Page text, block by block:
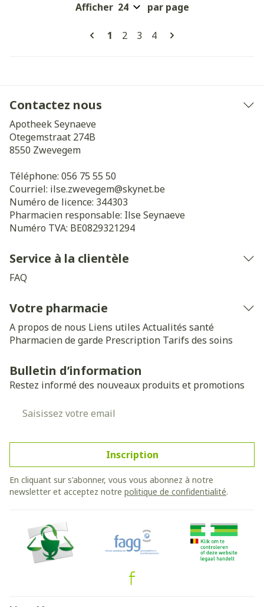
Pages
Vous lisez actuellement la page
1 Page
2 Page
3 Page
4
Afficher par page
Contactez nous
Apotheek Seynaeve
Otegemstraat 274B
8550 Zwevegem
Téléphone: 056 75 55 50
Courriel: ilse.zwevegem@skynet.be
Numéro de licence: 344303
Pharmacien responsable: Ilse Seynaeve
Numéro TVA: BE0829321294
Service à la clientèle
FAQ
Votre pharmacie
A propos de nous Liens utiles Actualités santé
Pharmacien de garde Prescription Tarifs des soins
Bulletin d’information
Restez informé des nouveaux produits et promotions
Inscription
En cliquant sur s'abonner, vous vous abonnez à notre
newsletter et acceptez notre politique de confidentialité.